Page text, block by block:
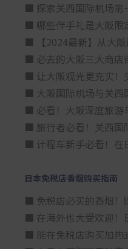
■ 探索关西国际机场第
■ 哪些伴手礼是大阪限
■ 【2024最新】从大
■ 必去的大阪三大商店
■ 让大阪观光更充实！
■ 大阪国际机场与关西
■ 必看！大阪深度旅游
■ 旅行者必看！关西国
■ 计程车新手必看！在
日本免税店香烟购买指南
■ 免税店必买的香烟！
■ 在海外也大受欢迎！
■ 能在免税店购买加热